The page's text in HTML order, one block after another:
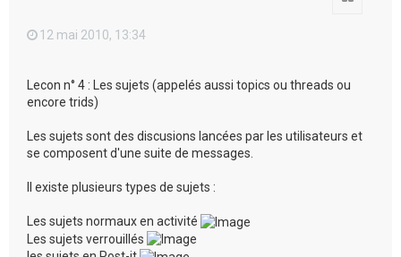
12 mai 2010, 13:34
Lecon n° 4 : Les sujets (appelés aussi topics ou threads ou
encore trids)
Les sujets sont des discusions lancées par les utilisateurs et
se composent d'une suite de messages.
Il existe plusieurs types de sujets :
Les sujets normaux en activité
Les sujets verrouillés